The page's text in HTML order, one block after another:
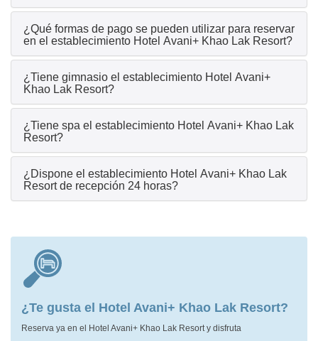
¿Qué formas de pago se pueden utilizar para reservar
en el establecimiento Hotel Avani+ Khao Lak Resort?
¿Tiene gimnasio el establecimiento Hotel Avani+
Khao Lak Resort?
¿Tiene spa el establecimiento Hotel Avani+ Khao Lak
Resort?
¿Dispone el establecimiento Hotel Avani+ Khao Lak
Resort de recepción 24 horas?
¿Te gusta el Hotel Avani+ Khao Lak Resort?
Reserva ya en el Hotel Avani+ Khao Lak Resort y disfruta